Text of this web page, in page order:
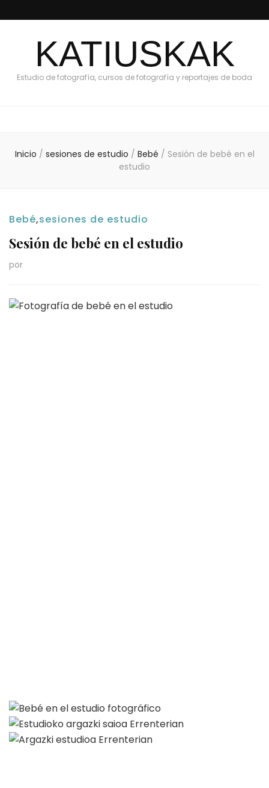
KATIUSKAK
Estudio de fotografía, cursos de fotografía y reportajes de boda
Inicio / sesiones de estudio / Bebé / Sesión de bebé en el
estudio
Bebé,sesiones de estudio
Sesión de bebé en el estudio
por